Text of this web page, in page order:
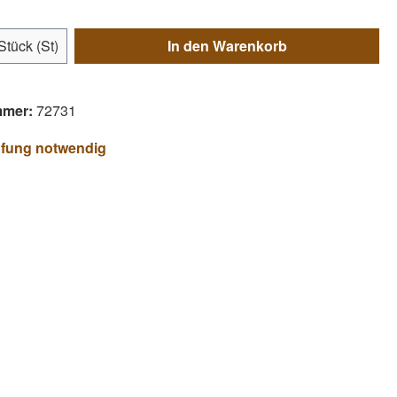
Gib den gewünschten Wert ein
(St) In den Warenkorb
72731
notwendig